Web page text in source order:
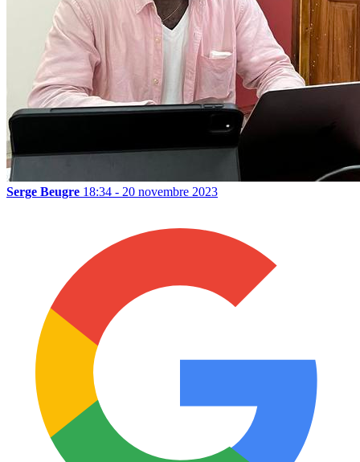
Serge Beugre 18:34 - 20 novembre 2023